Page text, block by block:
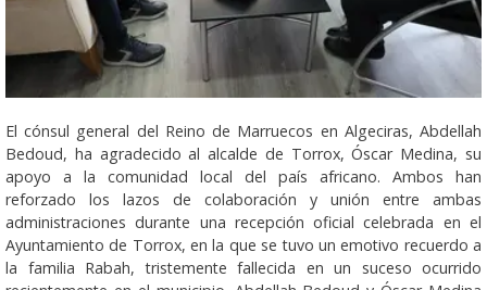
El cónsul general del Reino de Marruecos en Algeciras, Abdellah
Bedoud, ha agradecido al alcalde de Torrox, Óscar Medina, su
apoyo a la comunidad local del país africano. Ambos han
reforzado los lazos de colaboración y unión entre ambas
administraciones durante una recepción oficial celebrada en el
Ayuntamiento de Torrox, en la que se tuvo un emotivo recuerdo a
la familia Rabah, tristemente fallecida en un suceso ocurrido